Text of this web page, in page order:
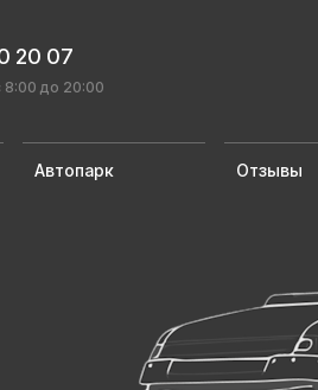
20 07
8:00 до 20:00
Автопарк Отзывы